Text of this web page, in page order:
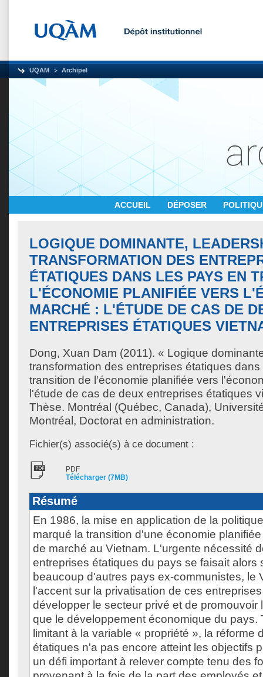
UQAM Archipel
ACCUEIL DÉPOSER
LOGIQUE DOMINANTE,
TRANSFORMATION DES
ÉTATIQUES DANS LES PAYS EN
L'ÉCONOMIE PLANIFIÉE VERS
MARCHÉ : L'ÉTUDE DE CAS DE
ENTREPRISES ÉTATIQUES
Dong, Xuan Dam (2011). « Logique
transformation des entreprises étatiques
transition de l'économie planifiée vers
l'étude de cas de deux entreprises étatiques
Thèse. Montréal (Québec, Canada),
Montréal, Doctorat en administration.
Fichier(s) associé(s) à ce document :
PDF
Télécharger (7MB)
Résumé
En 1986, la mise en application de la
marqué la transition d'une économie
de marché au Vietnam. L'urgente nécessité
entreprises étatiques du pays se faisait alors
beaucoup d'autres pays ex-communistes, le
l'accent sur la privatisation de ces
développer le secteur privé et de promouvoir
que le développement économique du pays.
limitant à la variable « propriété », la réforme
étatiques n'a pas encore atteint les objectifs
un défi important à relever compte tenu des